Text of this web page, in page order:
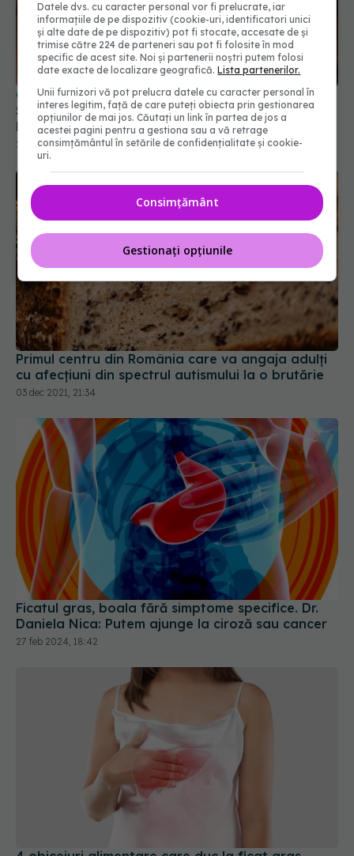
Colecistul și criza de FIERE, care e principalul
SIMPTOM și când trebuie OPERAT: Se poate trăi
FĂRĂ vezica biliară
29 apr 2022, 22:49
Primul centru din România care va angaja adulți
cu afecțiuni din spectrul autismului la o brutărie
03 dec 2021, 21:34
Ficatul gras, boala fără simptome specifice. Dr.
Daniela Nica: Putem ajunge la ciroză sau cancer
27 feb 2024, 18:42
Datele dvs. cu caracter personal vor fi prelucrate, iar
informațiile de pe dispozitiv (cookie-uri, identificatori unici
și alte date de pe dispozitiv) pot fi stocate, accesate de și
trimise către 224 de parteneri sau pot fi folosite în mod
specific de acest site. Noi și partenerii noștri putem folosi
date exacte de localizare geografică.Lista partenerilor.
Unii furnizori vă pot prelucra datele cu caracter personal în
interes legitim, față de care puteți obiecta prin gestionarea
opțiunilor de mai jos. Căutați un link în partea de jos a
acestei pagini pentru a gestiona sau a vă retrage
consimțământul în setările de confidențialitate și cookie-
uri.
Consimțământ
Gestionați opțiunile